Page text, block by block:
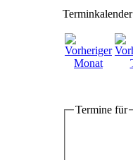
Terminkalender
Termine für